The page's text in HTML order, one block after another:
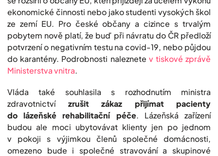
ekonomické činnosti nebo jako studenti vysokých škol
ze zemí EU. Pro české občany a cizince s trvalým
pobytem nově platí, že buď při návratu do ČR předloží
potvrzení o negativním testu na covid-19, nebo půjdou
do karantény. Podrobnosti naleznete v tiskové zprávě
Ministerstva vnitra.
Vláda také souhlasila s rozhodnutím ministra
zdravotnictví zrušit zákaz přijímat pacienty
do lázeňské rehabilitační péče. Lázeňská zařízení
budou ale moci ubytovávat klienty jen po jednom
v pokoji s výjimkou členů společné domácnosti,
omezeno bude i společné stravování a skupinové